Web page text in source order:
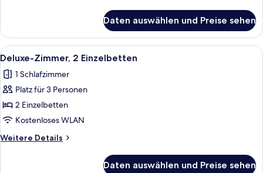
Twin
Daten auswählen und Preise sehen
Alle
Fotos
für
Deluxe-
Zimmer,
2 Einzelbetten
anzeigen
Ein Hotelzimmer mit einem großen
6
Deluxe-Zimmer, 2 Einzelbetten
1 Schlafzimmer
Platz für 3 Personen
2 Einzelbetten
Kostenloses WLAN
Weitere Details
Weitere
Daten auswählen und Preise sehen